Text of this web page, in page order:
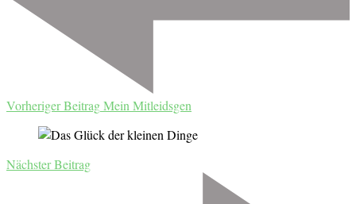
Vorheriger BeitragMein Mitleidsgen
Nächster Beitrag